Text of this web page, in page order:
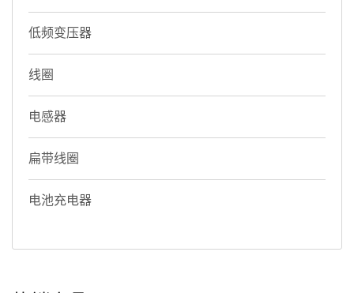
低频变压器
线圈
电感器
扁带线圈
电池充电器